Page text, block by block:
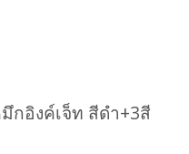
กอิงค์เจ็ท สีดำ+3สี